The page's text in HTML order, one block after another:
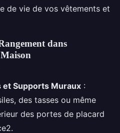
de vie de vos vêtements et
dans
Supports Muraux :
des tasses ou même
des portes de placard